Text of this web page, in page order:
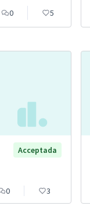
0 5
Acceptada
0 3